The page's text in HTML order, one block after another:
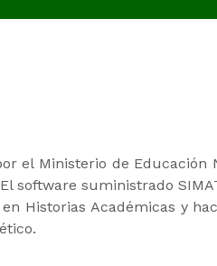
el Ministerio de Educación
software suministrado
Historias Académicas y